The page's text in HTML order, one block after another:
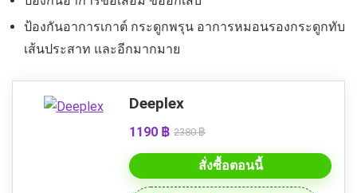
ป้องกันอาการเกาต์ กระดูกพรุน อาการหมอนรองกระดูกทับ
เส้นประสาท และอีกมากมาย
Deeplex
1190 ฿ 2380 ฿
สั่งซื้อตอนนี้